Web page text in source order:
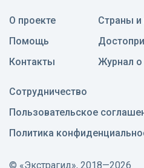
О проекте
Помощь
Контакты
Страны и
Журнал о
Сотрудничество
Пользовательское
Политика
© «Экстрагид», 2018—2026